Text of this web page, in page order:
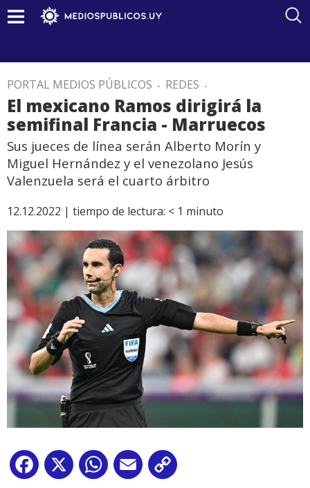
PORTAL MEDIOS PÚBLICOS . REDES .
El mexicano Ramos dirigirá la
semifinal Francia - Marruecos
Sus jueces de línea serán Alberto Morín y
Miguel Hernández y el venezolano Jesús
Valenzuela será el cuarto árbitro
12.12.2022 | tiempo de lectura: < 1 minuto
Facebook
X WhatsApp
Email